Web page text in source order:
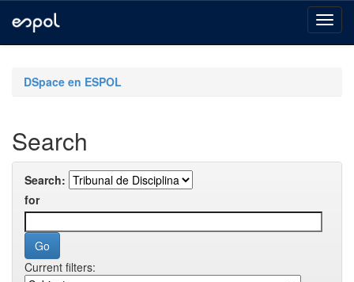
navigationDSpace en ESPOL
Search
Search:
for
Current filters: